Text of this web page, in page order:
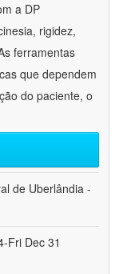
a DP
rigidez,
ferramentas
que dependem
do paciente, o
de Uberlândia -
Fri Dec 31